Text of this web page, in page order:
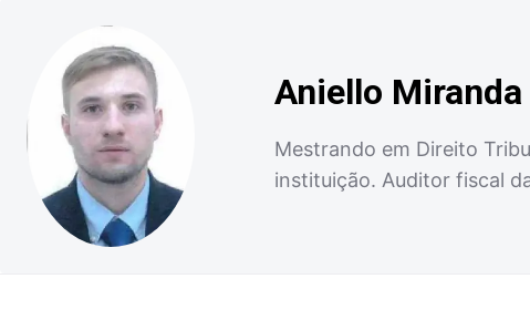
Aniello
Mestrando em Direito
instituição. Auditor fiscal